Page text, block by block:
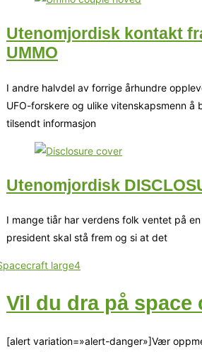
Utenomjordisk kontakt
UMMO
I andre halvdel av forrige århundre
UFO-forskere og ulike vitenskapsmenn å
tilsendt informasjon
Utenomjordisk
I mange tiår har verdens folk ventet på
president skal stå frem og si at det
Vil du dra på space
[alert variation=»alert-danger»]Vær